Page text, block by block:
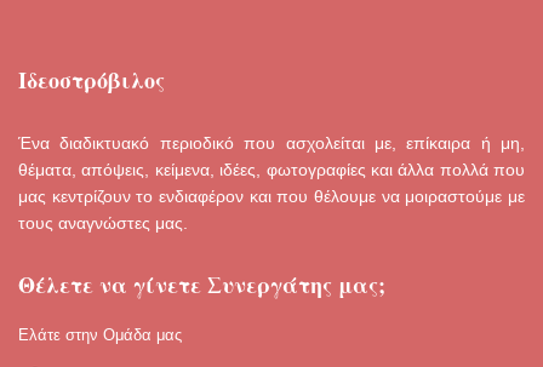
Ιδεοστρόβιλος
Ένα διαδικτυακό περιοδικό που ασχολείται με, επίκαιρα ή μη,
θέματα, απόψεις, κείμενα, ιδέες, φωτογραφίες και άλλα πολλά που
μας κεντρίζουν το ενδιαφέρον και που θέλουμε να μοιραστούμε με
τους αναγνώστες μας.
Θέλετε να γίνετε Συνεργάτης μας;
Ελάτε στην Ομάδα μας